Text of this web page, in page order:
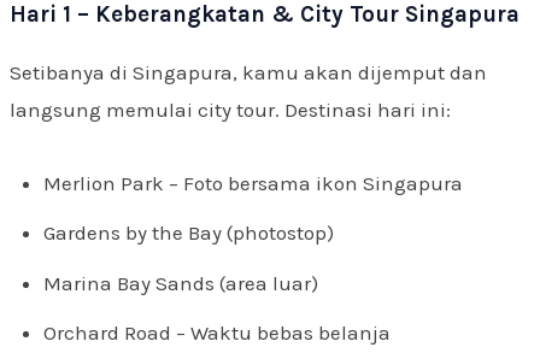
Hari 1 – Keberangkatan & City Tour Singapura
Setibanya di Singapura, kamu akan dijemput dan
langsung memulai city tour. Destinasi hari ini:
Merlion Park – Foto bersama ikon Singapura
Gardens by the Bay (photostop)
Marina Bay Sands (area luar)
Orchard Road – Waktu bebas belanja